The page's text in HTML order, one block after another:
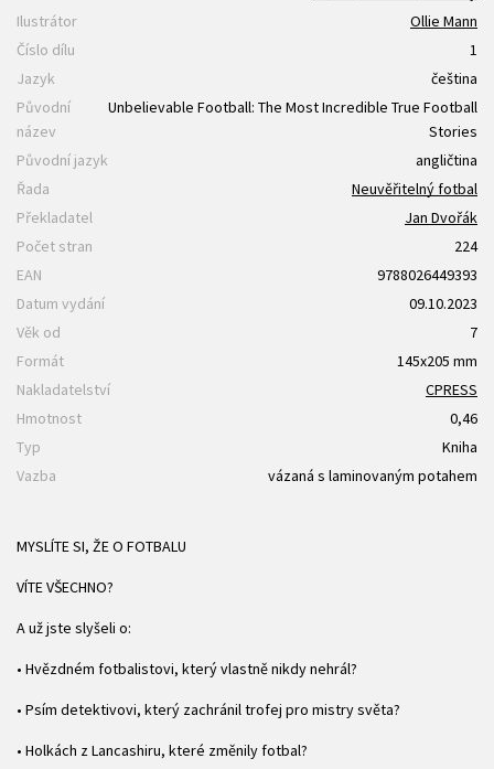
Ilustrátor
Ollie Mann
Číslo dílu
1
Jazyk
čeština
Původní
název
Unbelievable Football: The Most Incredible True Football
Stories
Původní jazyk
angličtina
Řada
Neuvěřitelný fotbal
Překladatel
Jan Dvořák
Počet stran
224
EAN
9788026449393
Datum vydání
09.10.2023
Věk od
7
Formát
145x205 mm
Nakladatelství
CPRESS
Hmotnost
0,46
Typ
Kniha
Vazba
vázaná s laminovaným potahem
MYSLÍTE SI, ŽE O FOTBALU
VÍTE VŠECHNO?
A už jste slyšeli o:
• Hvězdném fotbalistovi, který vlastně nikdy nehrál?
• Psím detektivovi, který zachránil trofej pro mistry světa?
• Holkách z Lancashiru, které změnily fotbal?